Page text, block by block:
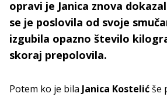
opravi je Janica znova
se je poslovila od svoje
izgubila opazno število
skoraj prepolovila.
Potem ko je bila Janica Kostelićše